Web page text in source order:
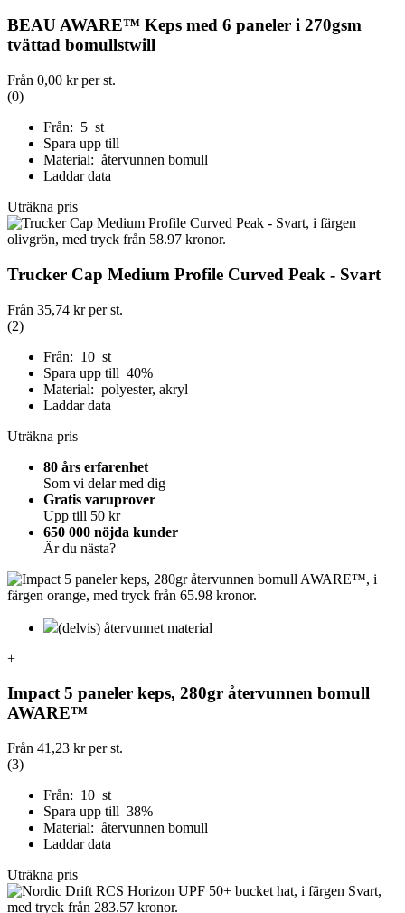
BEAU AWARE™ Keps med 6 paneler i 270gsm
tvättad bomullstwill
Från 0,00 krper st.
(0)
Från: 5 st
Spara upp till
Material: återvunnen bomull
Laddar data
Uträkna pris
Trucker Cap Medium Profile Curved Peak - Svart
Från 35,74 krper st.
(2)
Från: 10 st
Spara upp till 40%
Material: polyester, akryl
Laddar data
Uträkna pris
80 års erfarenhet
Som vi delar med dig
Gratis varuprover
Upp till 50 kr
650 000 nöjda kunder
Är du nästa?
(delvis) återvunnet material
+
Impact 5 paneler keps, 280gr återvunnen bomull
AWARE™
Från 41,23 krper st.
(3)
Från: 10 st
Spara upp till 38%
Material: återvunnen bomull
Laddar data
Uträkna pris